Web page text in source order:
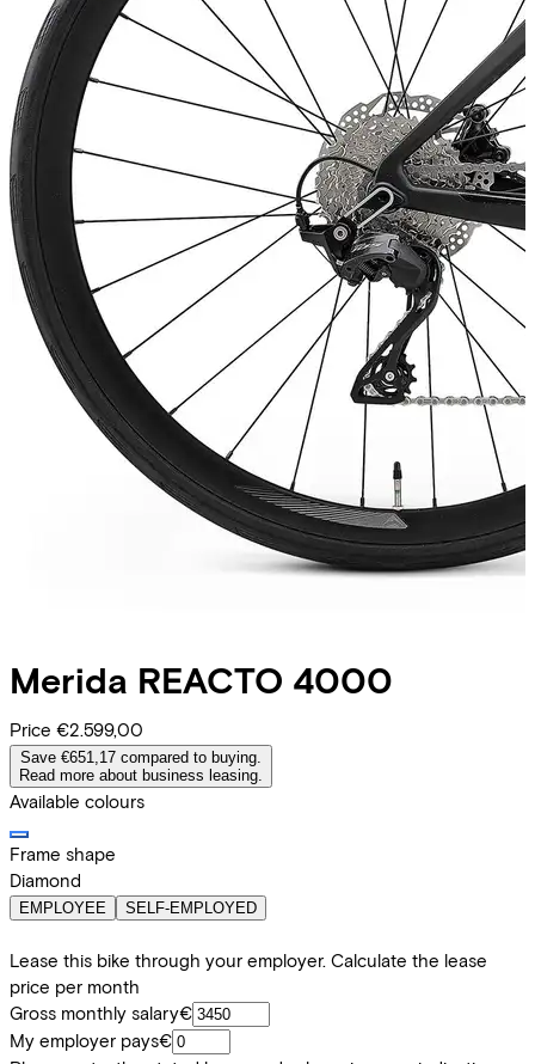
Merida REACTO 4000
Price €2.599,00
Save €651,17 compared to buying.
Read more about business leasing.
Available colours
Frame shape
Diamond
EMPLOYEE SELF-EMPLOYED
Lease this bike through your employer. Calculate the lease
price per month
Gross monthly salary€
My employer pays€